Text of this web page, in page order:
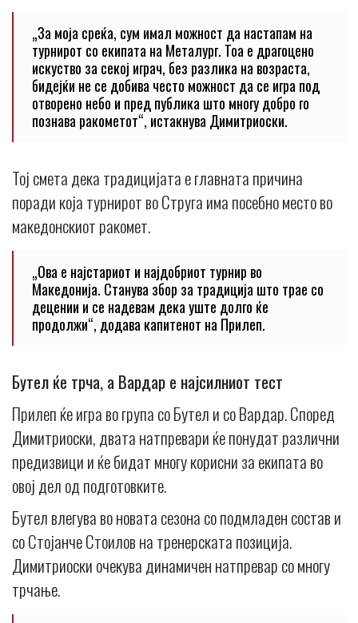
„За моја среќа, сум имал можност да настапам на
турнирот со екипата на Металург. Тоа е драгоцено
искуство за секој играч, без разлика на возраста,
бидејќи не се добива често можност да се игра под
отворено небо и пред публика што многу добро го
познава ракометот“, истакнува Димитриоски.
Тој смета дека традицијата е главната причина
поради која турнирот во Струга има посебно место во
македонскиот ракомет.
„Ова е најстариот и најдобриот турнир во
Македонија. Станува збор за традиција што трае со
децении и се надевам дека уште долго ќе
продолжи“, додава капитенот на Прилеп.
Бутел ќе трча, а Вардар е најсилниот тест
Прилеп ќе игра во група со Бутел и со Вардар. Според
Димитриоски, двата натпревари ќе понудат различни
предизвици и ќе бидат многу корисни за екипата во
овој дел од подготовките.
Бутел влегува во новата сезона со подмладен состав и
со Стојанче Стоилов на тренерската позиција.
Димитриоски очекува динамичен натпревар со многу
трчање.